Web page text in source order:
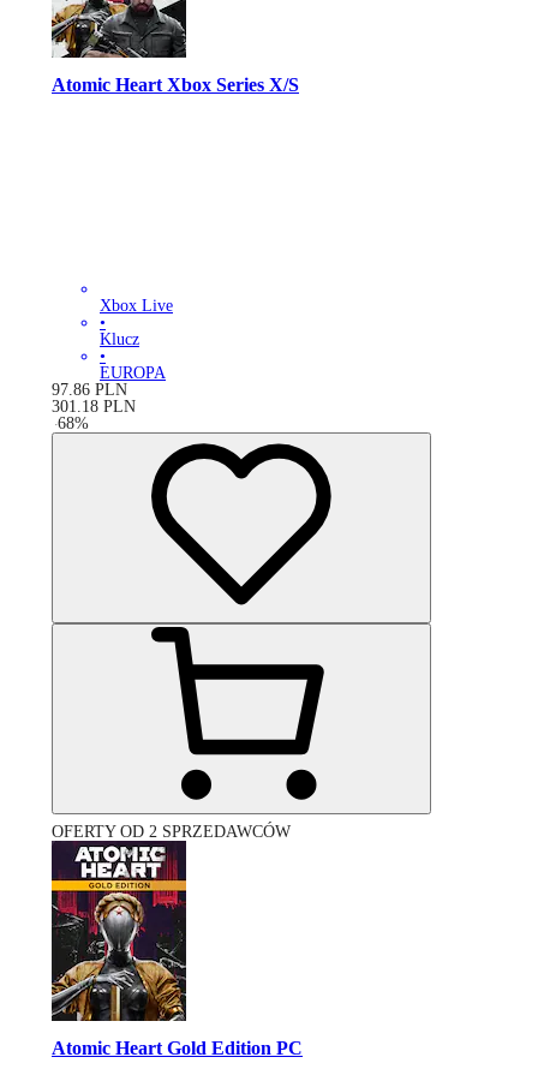
Atomic Heart Xbox Series X/S
Xbox Live
•
Klucz
•
EUROPA
97.86 PLN
301.18 PLN
-68%
OFERTY OD 2 SPRZEDAWCÓW
Atomic Heart Gold Edition PC